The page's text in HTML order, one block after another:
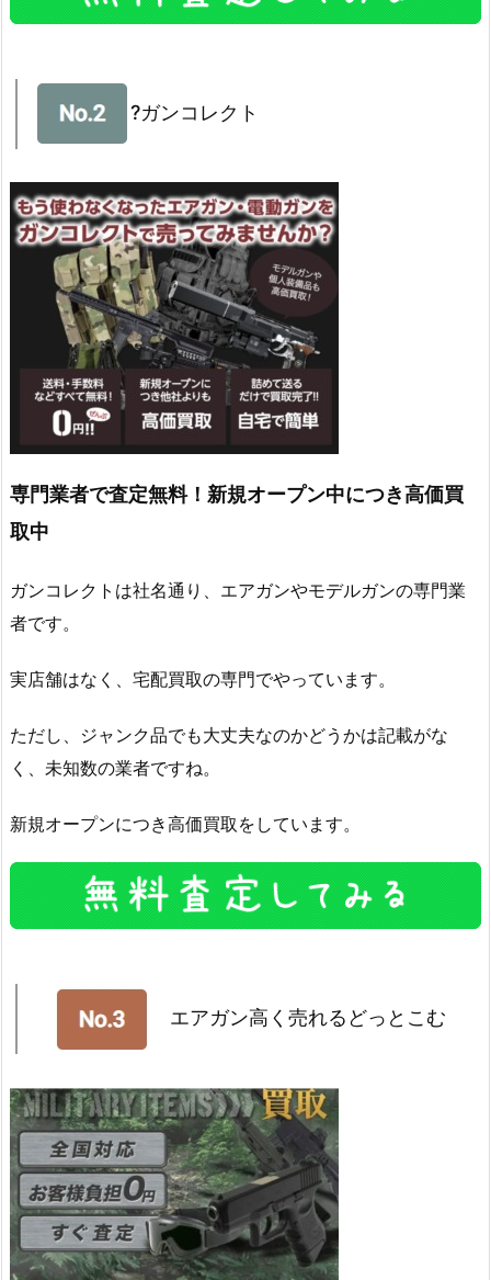
?ガンコレクト
専門業者で査定無料！新規オープン中につき高価買
取中
ガンコレクトは社名通り、エアガンやモデルガンの専門業
者です。
実店舗はなく、宅配買取の専門でやっています。
ただし、ジャンク品でも大丈夫なのかどうかは記載がな
く、未知数の業者ですね。
新規オープンにつき高価買取をしています。
エアガン高く売れるどっとこむ